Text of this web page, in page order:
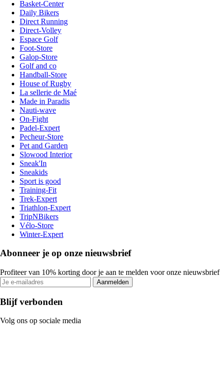
Basket-Center
Daily Bikers
Direct Running
Direct-Volley
Espace Golf
Foot-Store
Galop-Store
Golf and co
Handball-Store
House of Rugby
La sellerie de Maé
Made in Paradis
Nauti-wave
On-Fight
Padel-Expert
Pecheur-Store
Pet and Garden
Slowood Interior
Sneak'In
Sneakids
Sport is good
Training-Fit
Trek-Expert
Triathlon-Expert
TripNBikers
Vélo-Store
Winter-Expert
Abonneer je op onze nieuwsbrief
Profiteer van 10% korting door je aan te melden voor onze nieuwsbrief
Aanmelden
Blijf verbonden
Volg ons op sociale media